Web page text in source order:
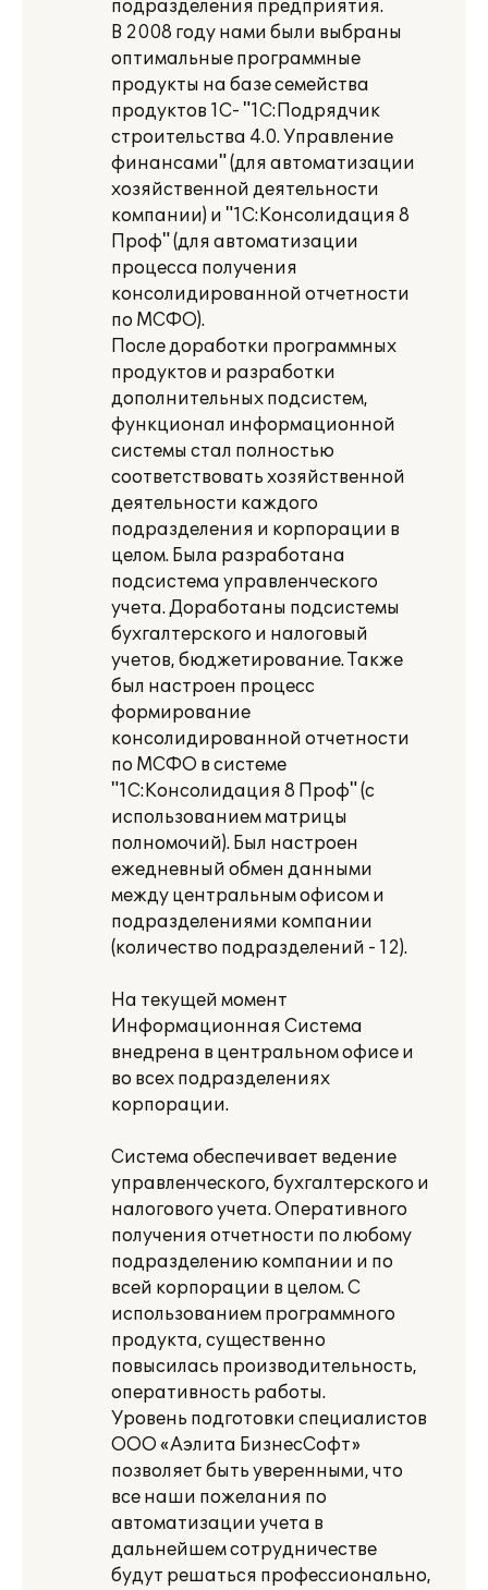
подразделения предприятия.
В 2008 году нами были выбраны
оптимальные программные
продукты на базе семейства
продуктов 1С- "1С:Подрядчик
строительства 4.0. Управление
финансами" (для автоматизации
хозяйственной деятельности
компании) и "1С:Консолидация 8
Проф" (для автоматизации
процесса получения
консолидированной отчетности
по МСФО).
После доработки программных
продуктов и разработки
дополнительных подсистем,
функционал информационной
системы стал полностью
соответствовать хозяйственной
деятельности каждого
подразделения и корпорации в
целом. Была разработана
подсистема управленческого
учета. Доработаны подсистемы
бухгалтерского и налоговый
учетов, бюджетирование. Также
был настроен процесс
формирование
консолидированной отчетности
по МСФО в системе
"1С:Консолидация 8 Проф" (с
использованием матрицы
полномочий). Был настроен
ежедневный обмен данными
между центральным офисом и
подразделениями компании
(количество подразделений - 12).
На текущей момент
Информационная Система
внедрена в центральном офисе и
во всех подразделениях
корпорации.
Система обеспечивает ведение
управленческого, бухгалтерского и
налогового учета. Оперативного
получения отчетности по любому
подразделению компании и по
всей корпорации в целом. С
использованием программного
продукта, существенно
повысилась производительность,
оперативность работы.
Уровень подготовки специалистов
ООО «Аэлита БизнесСофт»
позволяет быть уверенными, что
все наши пожелания по
автоматизации учета в
дальнейшем сотрудничестве
будут решаться профессионально,